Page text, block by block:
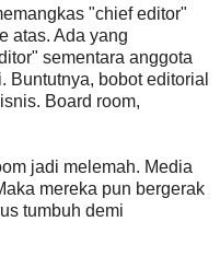
"chief editor"
atas. Ada yang
sementara anggota
Buntutnya, bobot editorial
Board room,
jadi melemah. Media
mereka pun bergerak
tumbuh demi